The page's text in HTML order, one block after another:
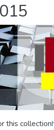
this collection